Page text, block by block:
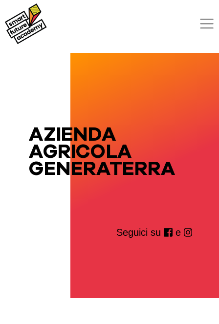
AZIENDA
AGRICOLA
GENERATERRA
Seguici su e